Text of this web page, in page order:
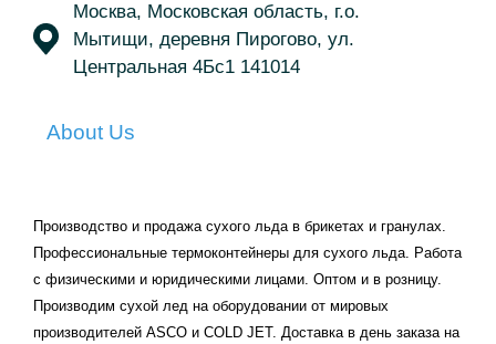
Москва, Московская область, г.о.
Мытищи, деревня Пирогово, ул.
Центральная 4Бс1 141014
About Us
Производство и продажа сухого льда в брикетах и гранулах.
Профессиональные термоконтейнеры для сухого льда. Работа
с физическими и юридическими лицами. Оптом и в розницу.
Производим сухой лед на оборудовании от мировых
производителей АSCO и COLD JET. Доставка в день заказа на